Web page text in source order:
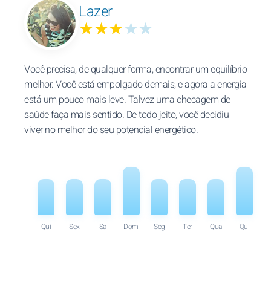
Lazer
★★★★★
Você precisa, de qualquer forma, encontrar um equilíbrio
melhor. Você está empolgado demais, e agora a energia
está um pouco mais leve. Talvez uma checagem de
saúde faça mais sentido. De todo jeito, você decidiu
viver no melhor do seu potencial energético.
Qui Sex Sá Dom Seg Ter Qua Qui